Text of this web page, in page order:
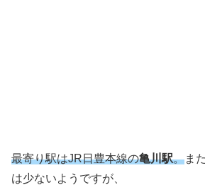
最寄り駅はJR日豊本線の亀川駅。ま
は少ないようですが、